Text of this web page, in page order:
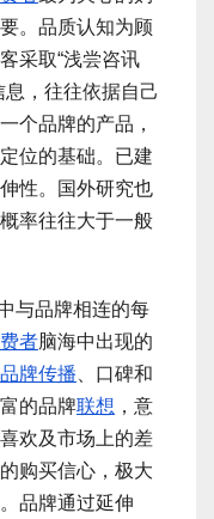
。品质认知为顾
采取“浅尝咨讯
，往往依据自己
个品牌的产品，
位的基础。已建
性。国外研究也
率往往大于一般
与品牌相连的每
者脑海中出现的
品牌传播 、口碑和
的品牌联想 ，意
欢及市场上的差
的购买信心，极大
品牌通过延伸